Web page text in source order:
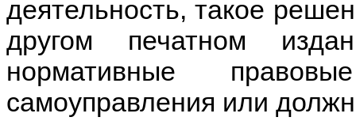
деятельность, такое
другом печатном
нормативные
самоуправления или